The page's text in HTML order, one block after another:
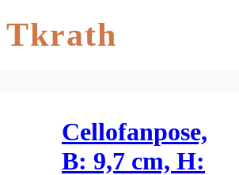
Tkrath
Cellofanpose,
B: 9,7 cm, H: